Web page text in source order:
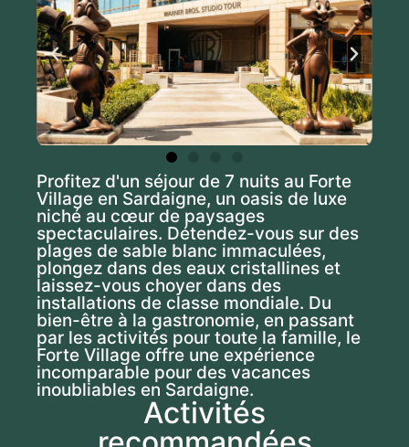
Profitez d'un séjour de 7 nuits au Forte
Village en Sardaigne, un oasis de luxe
niché au cœur de paysages
spectaculaires. Détendez-vous sur des
plages de sable blanc immaculées,
plongez dans des eaux cristallines et
laissez-vous choyer dans des
installations de classe mondiale. Du
bien-être à la gastronomie, en passant
par les activités pour toute la famille, le
Forte Village offre une expérience
incomparable pour des vacances
inoubliables en Sardaigne.
Activités